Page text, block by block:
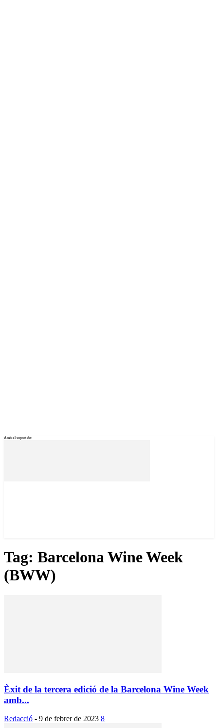
Amb el suport de:
Tag: Barcelona Wine Week
(BWW)
Èxit de la tercera edició de la Barcelona Wine Week
amb...
Redacció - 9 de febrer de 2023 8